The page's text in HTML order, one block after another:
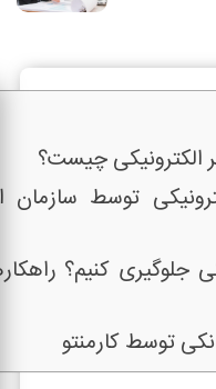
الکترونیکی چیست؟
توسط سازمان
جلوگیری کنیم؟
توسط کارمنتو